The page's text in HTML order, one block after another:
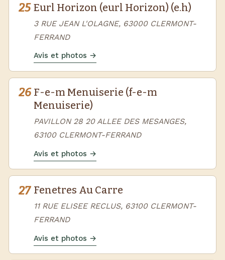
25 Eurl Horizon (eurl Horizon) (e.h)
3 RUE JEAN L'OLAGNE, 63000 CLERMONT-
FERRAND
Avis et photos →
26 F-e-m Menuiserie (f-e-m
Menuiserie)
PAVILLON 28 20 ALLEE DES MESANGES,
63100 CLERMONT-FERRAND
Avis et photos →
27 Fenetres Au Carre
11 RUE ELISEE RECLUS, 63100 CLERMONT-
FERRAND
Avis et photos →